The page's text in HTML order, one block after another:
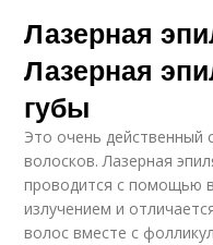
Лазерная
Лазерная
губы
Это очень действенный
волосков. Лазерная
проводится с помощью
излучением и
волос вместе с